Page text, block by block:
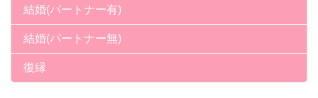
結婚(パートナー有)
結婚(パートナー無)
復縁